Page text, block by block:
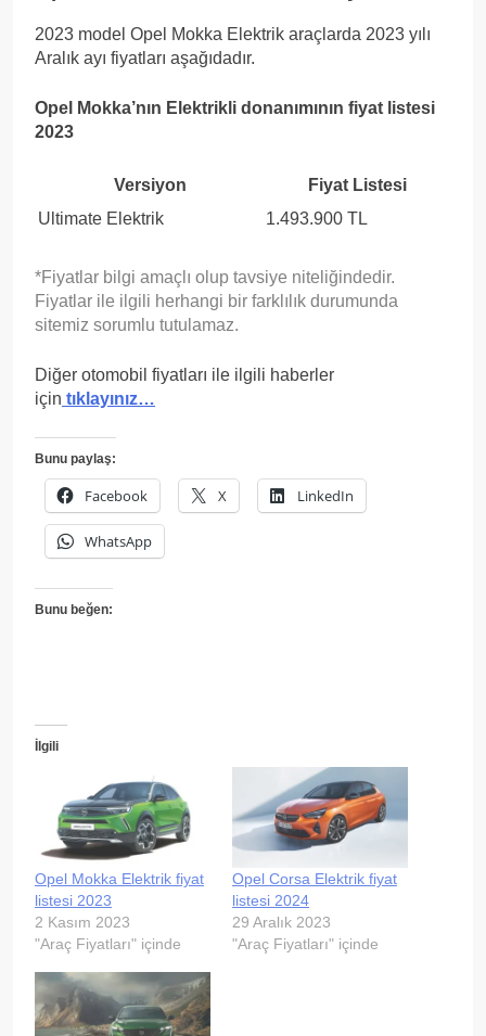
2023 model Opel Mokka Elektrik araçlarda 2023 yılı
Aralık ayı fiyatları aşağıdadır.
Opel Mokka’nın Elektrikli donanımının fiyat listesi
2023
Versiyon
Fiyat Listesi
Ultimate Elektrik
1.493.900 TL
*Fiyatlar bilgi amaçlı olup tavsiye niteliğindedir.
Fiyatlar ile ilgili herhangi bir farklılık durumunda
sitemiz sorumlu tutulamaz.
Diğer otomobil fiyatları ile ilgili haberler
için tıklayınız…
Bunu paylaş:
Facebook X LinkedIn
WhatsApp
Bunu beğen:
İlgili
Opel Mokka Elektrik fiyat
listesi 2023
2 Kasım 2023
"Araç Fiyatları" içinde
Opel Corsa Elektrik fiyat
listesi 2024
29 Aralık 2023
"Araç Fiyatları" içinde